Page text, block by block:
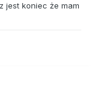
jest koniec że mam